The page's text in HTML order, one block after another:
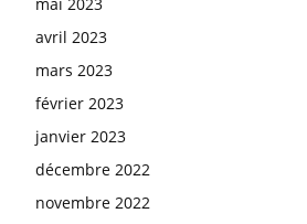
avril 2023
mars 2023
février 2023
janvier 2023
décembre 2022
novembre 2022